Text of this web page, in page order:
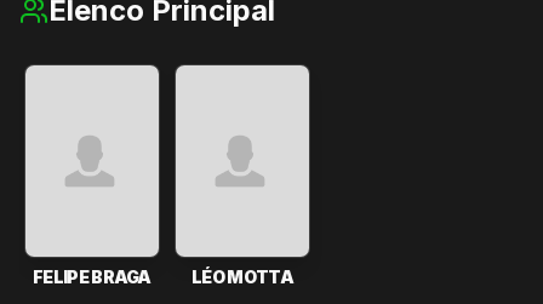
Elenco Principal
FELIPE BRAGA LÉO MOTTA